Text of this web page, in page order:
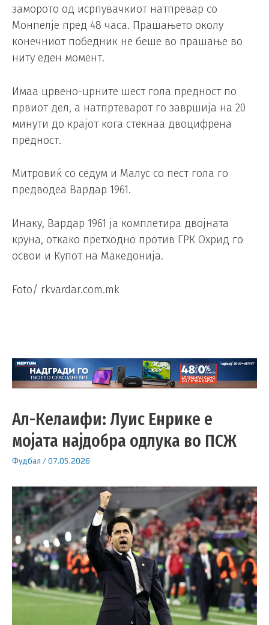
заморото од исрпувачкиот натпревар со
Монпелје пред 48 часа. Прашањето околу
конечниот победник не беше во прашање во
ниту еден момент.
Имаа црвено-црните шест гола предност по
првиот дел, а натпртеварот го завршија на 20
минути до крајот кога стекнаа двоцифрена
предност.
Митровиќ со седум и Малус со пест гола го
предводеа Вардар 1961.
Инаку, Вардар 1961 ја комплетира двојната
круна, откако претходно против ГРК Охрид го
освои и Купот на Македонија.
Foto/ rkvardar.com.mk
Ал-Келаифи: Луис Енрике е
мојата најдобра одлука во ПСЖ
Фудбал /07.05.2026